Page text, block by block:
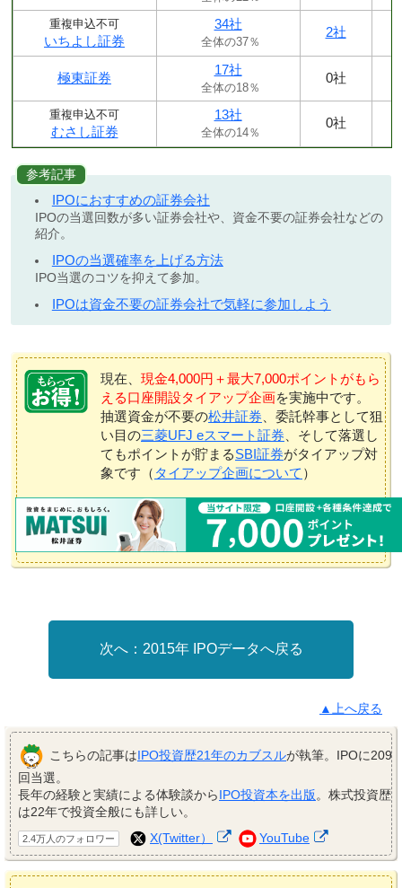
重複申込不可
いちよし証券
34社
全体の37％
2社
極東証券
17社
全体の18％
0社
重複申込不可
むさし証券
13社
全体の14％
0社
参考記事
IPOにおすすめの証券会社
IPOの当選回数が多い証券会社や、資金不要の証券会社などの
紹介。
IPOの当選確率を上げる方法
IPO当選のコツを抑えて参加。
IPOは資金不要の証券会社で気軽に参加しよう
現在、 現金4,000円＋最大7,000ポイントがもら
える口座開設タイアップ企画を実施中です。
抽選資金が不要の松井証券 、委託幹事として狙
い目の三菱UFJ eスマート証券 、そして落選し
てもポイントが貯まるSBI証券がタイアップ対
象です（ タイアップ企画について ）
2015年 IPOデータへ戻る
▲上へ戻る
こちらの記事はIPO投資歴21年のカブスルが執筆。IPOに209
回当選。
長年の経験と実績による体験談からIPO投資本を出版。株式投資歴
は22年で投資全般にも詳しい。
2.4万人のフォロワー X(Twitter） YouTube